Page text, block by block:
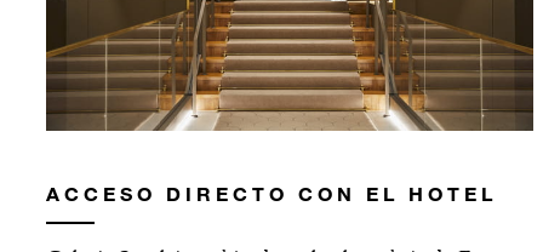
ACCESO DIRECTO CON EL HOTEL